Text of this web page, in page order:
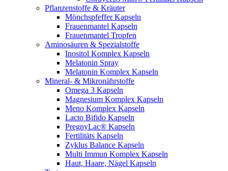
Pflanzenstoffe & Kräuter
Mönchspfeffer Kapseln
Frauenmantel Kapseln
Frauenmantel Tropfen
Aminosäuren & Spezialstoffe
Inositol Komplex Kapseln
Melatonin Spray
Melatonin Komplex Kapseln
Mineral- & Mikronährstoffe
Omega 3 Kapseln
Magnesium Komplex Kapseln
Meno Komplex Kapseln
Lacto Bifido Kapseln
PregnyLac® Kapseln
Fertilitäts Kapseln
Zyklus Balance Kapseln
Multi Immun Komplex Kapseln
Haut, Haare, Nägel Kapseln